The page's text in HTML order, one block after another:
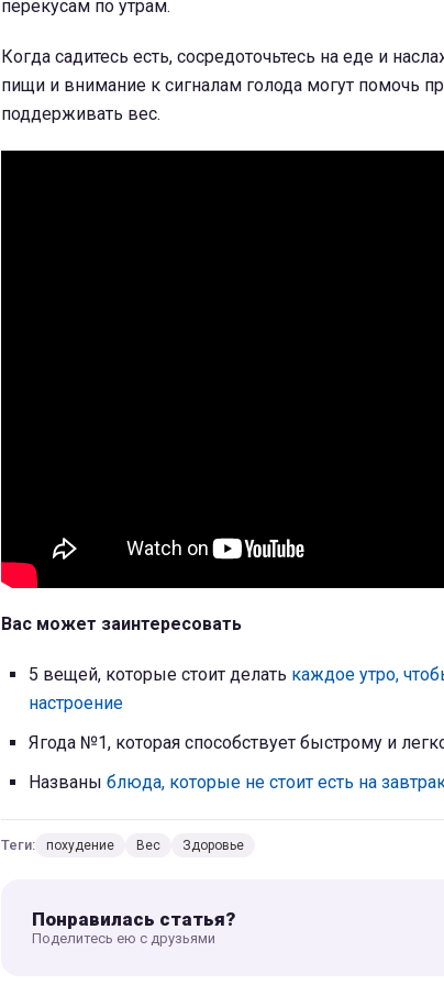
перекусам по утрам.
Когда садитесь есть, сосредоточьтесь на еде и
пищи и внимание к сигналам голода могут помочь
поддерживать вес.
Вас может заинтересовать
5 вещей, которые стоит делать каждое утро,
настроение
Ягода №1, которая способствует быстрому и
Названы блюда, которые не стоит есть на
Теги: похудение Вес Здоровье
Понравилась статья?
Поделитесь ею с друзьями